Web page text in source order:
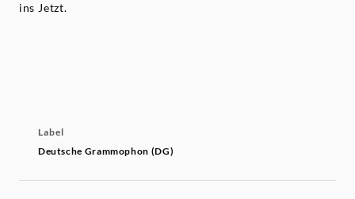
ins Jetzt.
Label
Deutsche Grammophon (DG)